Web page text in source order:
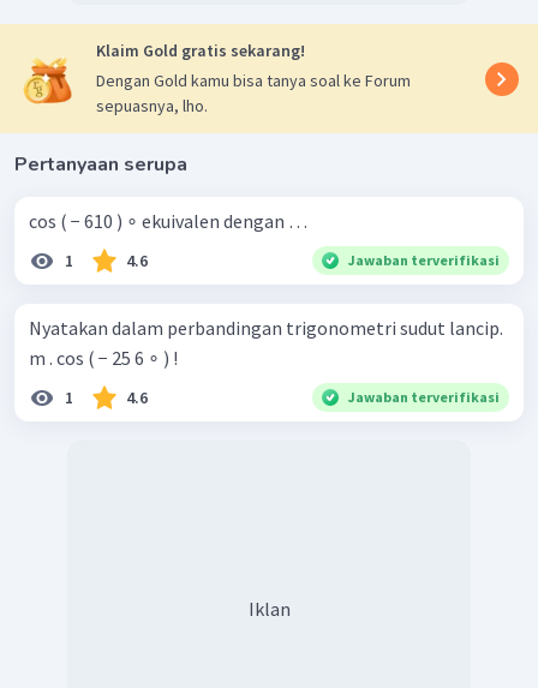
Klaim Gold gratis sekarang!
Dengan Gold kamu bisa tanya soal ke Forum
sepuasnya, lho.
Pertanyaan serupa
cos ( − 610 ) ∘ ekuivalen dengan …
1 4.6 Jawaban terverifikasi
Nyatakan dalam perbandingan trigonometri sudut lancip.
m . cos ( − 25 6 ∘ ) !
1 4.6 Jawaban terverifikasi
Iklan